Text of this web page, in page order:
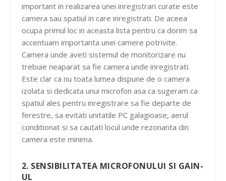
important in realizarea unei inregistrari curate este
camera sau spatiul in care inregistrati. De aceea
ocupa primul loc in aceasta lista pentru ca dorim sa
accentuam importanta unei camere potrivite.
Camera unde aveti sistemul de monitorizare nu
trebuie neaparat sa fie camera unde inregistrati.
Este clar ca nu toata lumea dispune de o camera
izolata si dedicata unui microfon asa ca sugeram ca
spatiul ales pentru inregistrare sa fie departe de
ferestre, sa evitati unitatile PC galagioase, aerul
conditionat si sa cautati locul unde rezonanta din
camera este minima.
2. SENSIBILITATEA MICROFONULUI SI GAIN-
UL